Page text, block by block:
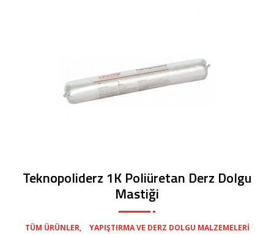
Teknopoliderz 1K Poliüretan Derz Dolgu
Mastiği
TÜM ÜRÜNLER YAPIŞTIRMA VE DERZ DOLGU MALZEMELERI